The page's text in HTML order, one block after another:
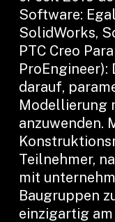
Software:
SolidWorks,
PTC Creo
ProEngineer):
darauf,
Modellierung
anzuwenden.
Teilnehmer,
mit
Baugruppen
einzigartig